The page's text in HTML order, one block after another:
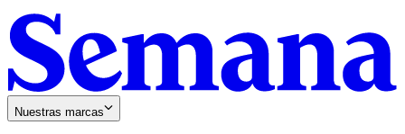
Nuestras marcas